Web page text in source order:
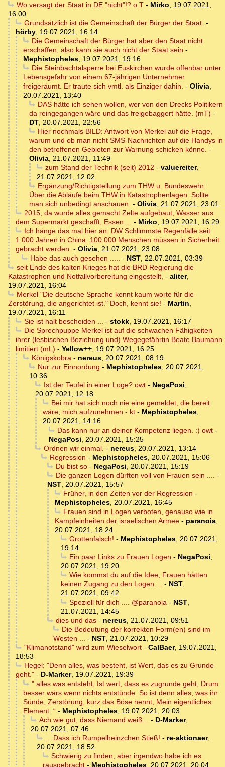
Wo versagt der Staat in DE "nicht"!? o.T- Mirko, 19.07.2021,
16:00
Grundsätzlich ist die Gemeinschaft der Bürger der Staat. -
hörby, 19.07.2021, 16:14
Die Gemeinschaft der Bürger hat aber den Staat nicht
erschaffen, also kann sie auch nicht der Staat sein -
Mephistopheles, 19.07.2021, 19:16
Die Steinbachtalsperre bei Euskirchen wurde offenbar unter
Lebensgefahr von einem 67-jährigen Unternehmer
freigeräumt. Er traute sich vmtl. als Einziger dahin. - Olivia,
20.07.2021, 13:40
DAS hätte ich sehen wollen, wer von den Drecks Politikern
da reingegangen wäre und das freigebaggert hätte. (mT) -
DT, 20.07.2021, 22:56
Hier nochmals BILD: Antwort von Merkel auf die Frage,
warum und ob man nicht SMS-Nachrichten auf die Handys in
den betroffenen Gebieten zur Warnung schicken könne. -
Olivia, 21.07.2021, 11:49
zum Stand der Technik (seit) 2012 - valuereiter,
21.07.2021, 12:02
Ergänzung/Richtigstellung zum THW u. Bundeswehr:
Über die Abläufe beim THW in Katastrophenlagen. Sollte
man sich unbedingt anschauen. - Olivia, 21.07.2021, 23:01
2015, da wurde alles gemacht Zelte aufgebaut, Wasser aus
dem Supermarkt geschafft, Essen ... - Mirko, 19.07.2021, 16:29
Ich hänge das mal hier an: DW Schlimmste Regenfälle seit
1.000 Jahren in China. 100.000 Menschen müssen in Sicherheit
gebracht werden. - Olivia, 21.07.2021, 23:08
Habe das auch gesehen ..... - NST, 22.07.2021, 03:39
seit Ende des kalten Krieges hat die BRD Regierung die
Katastrophen und Notfallvorbereitung eingestellt, - aliter,
19.07.2021, 16:04
Merkel "Die deutsche Sprache kennt kaum worte für die
Zerstörung, die angerichtet ist." Doch, kennt sie! - Martin,
19.07.2021, 16:11
Sie ist halt bescheiden ... - stokk, 19.07.2021, 16:17
Die Sprechpuppe Merkel ist auf die schwachen Fähigkeiten
ihrer (lesbischen Beziehung und) Wegegefährtin Beate Baumann
limitiert (mL) - Yellow++, 19.07.2021, 16:25
Königskobra- nereus, 20.07.2021, 08:19
Nur zur Einnordung - Mephistopheles, 20.07.2021,
10:36
Ist der Teufel in einer Loge? owt- NegaPosi,
20.07.2021, 12:18
Bei mir hat sich noch nie eine gemeldet, die bereit
wäre, mich aufzunehmen - kt - Mephistopheles,
20.07.2021, 14:16
Das kann nur an deiner Kompetenz liegen. :) owt-
NegaPosi, 20.07.2021, 15:25
Ordnen wir einmal. - nereus, 20.07.2021, 13:14
Regression - Mephistopheles, 20.07.2021, 15:06
Du bist so- NegaPosi, 20.07.2021, 15:19
Die ganzen Logen dürften voll von Frauen sein .... -
NST, 20.07.2021, 15:57
Früher, in den Zeiten vor der Regression -
Mephistopheles, 20.07.2021, 16:45
Frauen sind in Logen verboten, genauso wie in
Kampfeinheiten der israelischen Armee - paranoia,
20.07.2021, 18:24
Grottenfalsch! - Mephistopheles, 20.07.2021,
19:14
Ein paar Links zu Frauen Logen - NegaPosi,
20.07.2021, 19:20
Wie kommst du auf die Idee, Frauen hätten
keinen Zugang zu den Logen ... - NST,
21.07.2021, 09:42
Speziell für dich .... @paranoia- NST,
21.07.2021, 14:45
dies und das- nereus, 21.07.2021, 09:51
Die Bedeutung der korrekten Form(en) sind im
Westen ... - NST, 21.07.2021, 10:29
"Klimanotstand" wird zum Wieselwort- CalBaer, 19.07.2021,
18:53
Hegel: "Denn alles, was besteht, ist Wert, das es zu Grunde
geht." - D-Marker, 19.07.2021, 19:39
" alles was entsteht; Ist wert, dass es zugrunde geht; Drum
besser wärs wenn nichts entstünde. So ist denn alles, was ihr
Sünde, Zerstörung, kurz das Böse nennt, Mein eigentliches
Element. “ - Mephistopheles, 19.07.2021, 20:03
Ach wie gut, dass Niemand weiß... - D-Marker,
20.07.2021, 07:46
... Dass ich Rumpelheinzchen Stieß! - re-aktionaer,
20.07.2021, 18:52
Schwierig zu finden, aber irgendwo habe ich es
rausgebracht - Mephistopheles 20.07.2021, 20:04